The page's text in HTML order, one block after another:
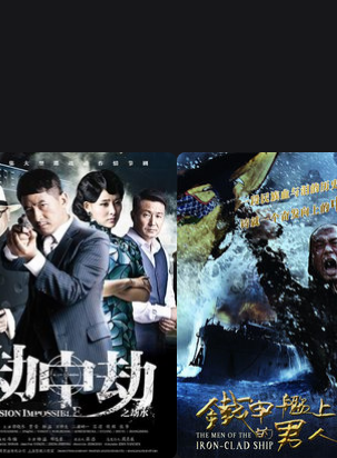
作，并饰演永野秀一；在抗日剧《二十四道拐